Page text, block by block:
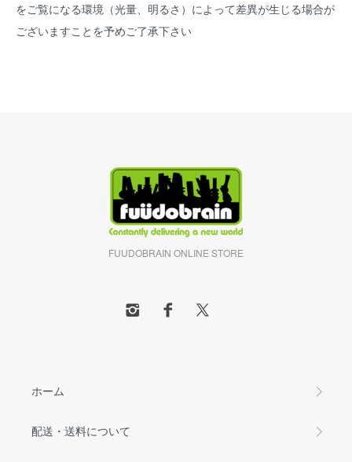
をご覧になる環境（光量、明るさ）によって差異が生じる場合が
ございますことを予めご了承下さい
FUUDOBRAIN ONLINE STORE
ホーム
配送・送料について